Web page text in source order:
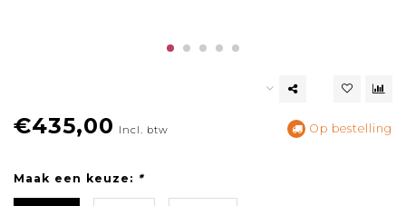
€435,00 Incl. btw Op bestelling
Maak een keuze: *